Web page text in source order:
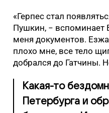
«Герпес стал
Пушкин, − вспоминает
меня документов.
плохо мне, все тело
добрался до Гатчины.
Какая-то
Петербурга и